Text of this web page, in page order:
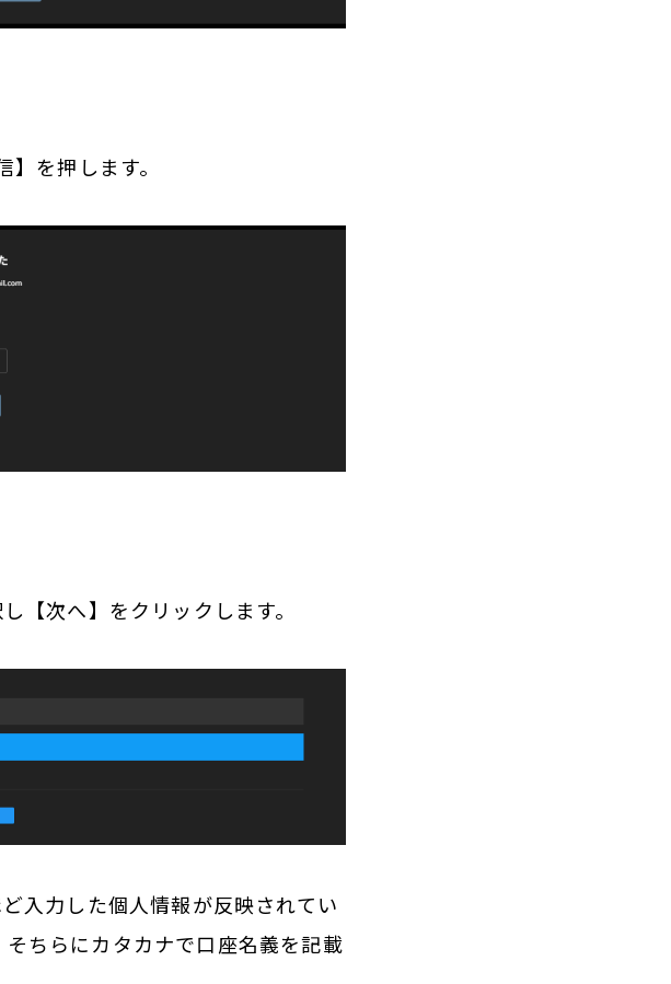
を押します。
【次へ】をクリックします。
入力した個人情報が反映されてい
ちらにカタカナで口座名義を記載